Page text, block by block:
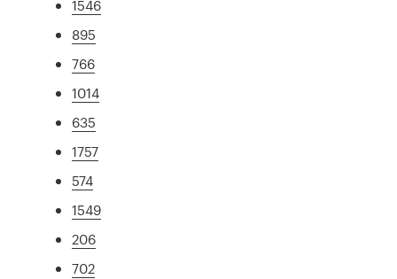
1546
895
766
1014
635
1757
574
1549
206
702